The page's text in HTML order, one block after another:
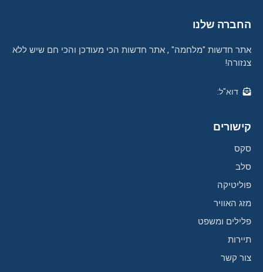
החברה שלנו
אתר חדשות "מלחמה" , אתר חדשות הכי מעודכן והכי חם שיש ללא
צנזורה!
דוא"ל:
קישורים
סקס
סלב
פוליטיקה
מזג האוויר
פלילים ומשפט
תיירות
צור קשר